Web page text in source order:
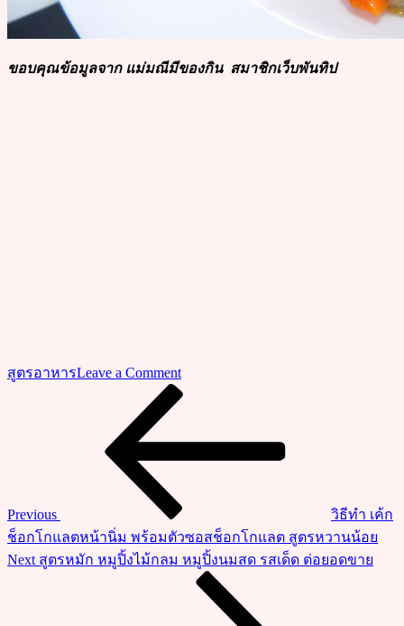
ขอบคุณข้อมูลจาก แม่มณีมีของกิน สมาชิกเว็บพันทิป
สูตรอาหารLeave a Commenton
สูตร
อาหาร
จาน
เดียว
Previous
วิธีทำ เค้ก
ช็อกโกแลตหน้านิ่ม พร้อมตัวซอสช็อกโกแลต สูตรหวานน้อย
Next
Post
Next สูตรหมัก หมูปิ้งไม้กลม หมูปิ้งนมสด รสเด็ด ต่อยอดขาย